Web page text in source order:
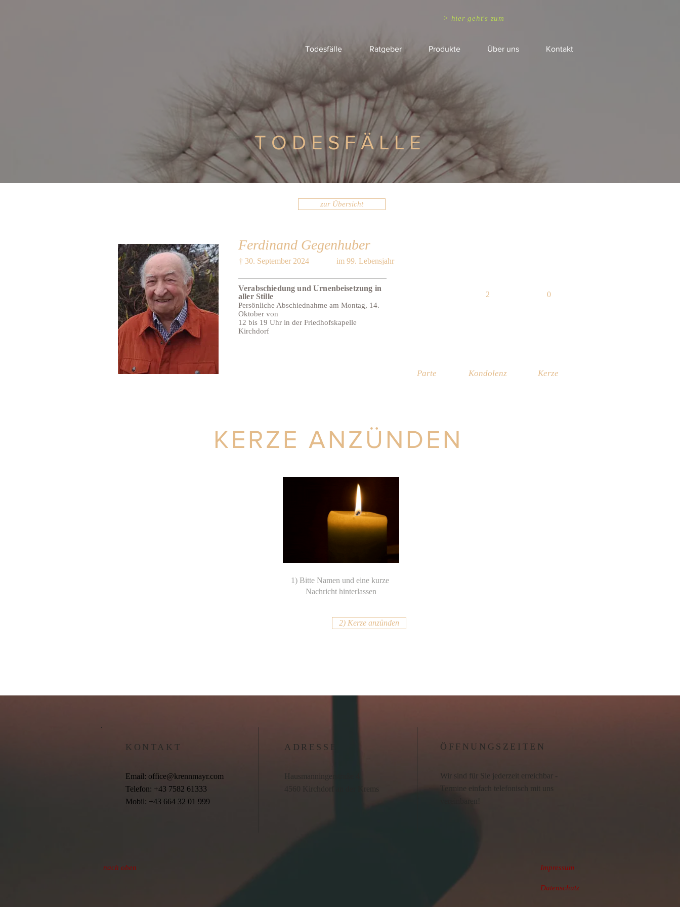
> hier geht's zum
Todesfälle Ratgeber Produkte Über uns Kontakt
TODESFÄLLE
zur Übersicht
KERZE ANZÜNDEN
2) Kerze anzünden
im 99. Lebensjahr
† 30. September 2024
Ferdinand Gegenhuber
Verabschiedung und Urnenbeisetzung in
aller Stille
Persönliche Abschiednahme am Montag, 14.
Oktober von
12 bis 19 Uhr in der Friedhofskapelle
Kirchdorf
Parte Kondolenz Kerze
2 0
KONTAKT ADRESSE ÖFFNUNGSZEITEN
Email: office@krennmayr.com
Telefon: +43 7582 61333
Mobil: +43 664 32 01 999
Hausmanningerstraße 4
4560 Kirchdorf an der Krems
Wir sind für Sie jederzeit erreichbar -
Termine einfach telefonisch mit uns
nach oben Impressum
Datenschutz